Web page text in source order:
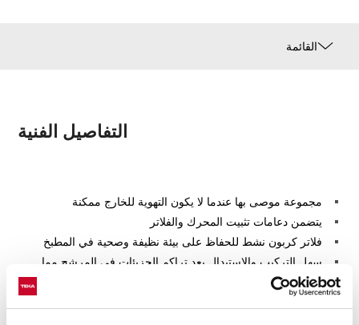
القائمة
التفاصيل الفنية
مجموعة موصى بها عندما لا يكون التهوية للخارج ممكنة
يتضمن دعامات تثبيت المحرك والفلاتر
فلاتر كربون نشط للحفاظ على بيئة نظيفة وصحية في المطبخ
سهل التركيب والاستبدال بعد تراكم الجزيئات في المرشح مما
يجعله يفقد تنقيته
متوفر لطرازات شفاطات الجزيرة الزخرفية DLH 686 T/786
T/986T/1186T